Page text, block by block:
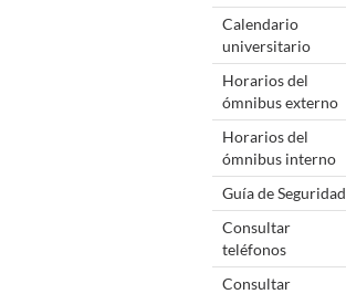
Calendario
universitario
Horarios del
ómnibus externo
Horarios del
ómnibus interno
Guía de Seguridad
Consultar
teléfonos
Consultar